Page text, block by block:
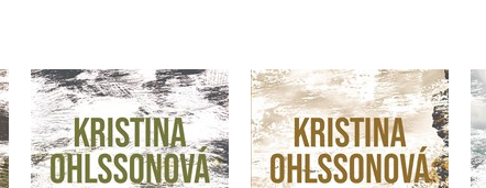
Spása
Kristina Ohlssonová
Mlha
Kristina Ohlssonová